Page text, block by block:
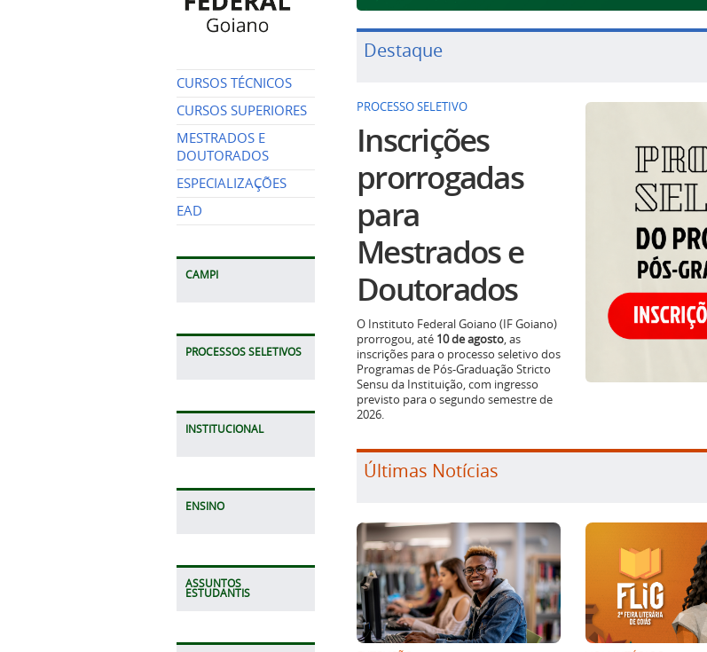
CURSOS TÉCNICOS
CURSOS SUPERIORES
MESTRADOS E
DOUTORADOS
ESPECIALIZAÇÕES
EAD
CAMPI
PROCESSOS SELETIVOS
INSTITUCIONAL
ENSINO
ASSUNTOS
ESTUDANTIS
Destaque
PROCESSO SELETIVO
Inscrições
prorrogadas
para
Mestrados e
Doutorados
O Instituto Federal Goiano (IF Goiano)
prorrogou, até 10 de agosto, as
inscrições para o processo seletivo dos
Programas de Pós-Graduação Stricto
Sensu da Instituição, com ingresso
previsto para o segundo semestre de
2026.
Últimas Notícias